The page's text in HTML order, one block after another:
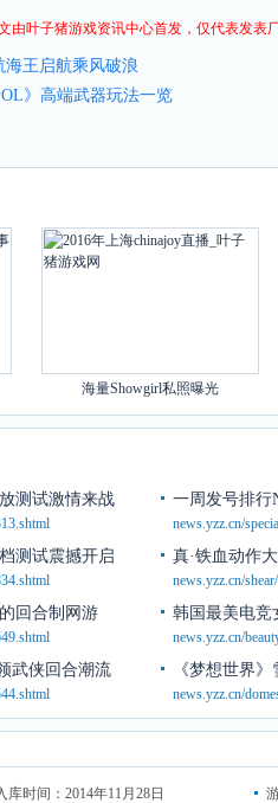
由叶子猪游戏资讯中心首发，仅代表发表
海王启航乘风破浪
》高端武器玩法一览
海量Showgirl私照曝光
测试激情来战 一周发号排行
news.yzz.cn/
测试震撼开启 真·铁血动作
news.yzz.cn/
回合制网游 韩国最美电竞
news.yzz.cn/
武侠回合潮流 《梦想世界
news.yzz.cn/
库时间：2014年11月28日